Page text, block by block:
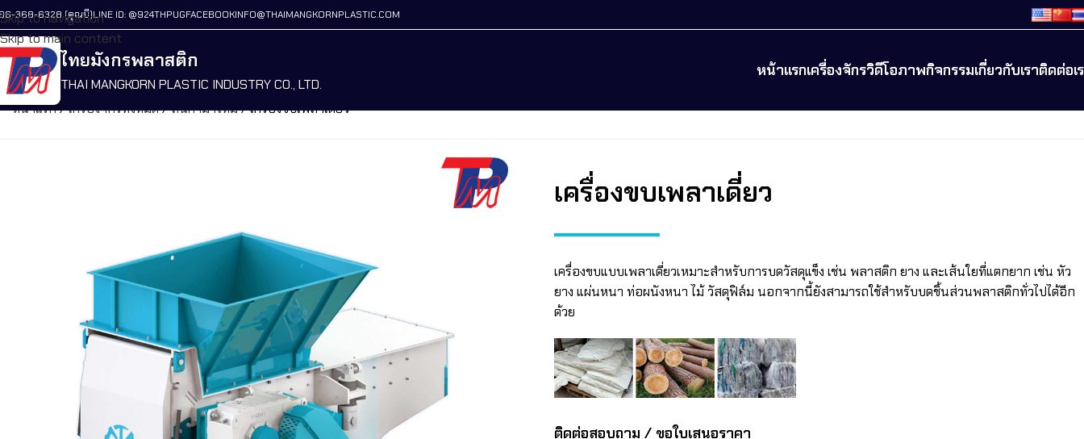
Skip to navigation
Skip to main content
368-6328 (คุณบี)LINE ID: @924THPUGFACEBOOKINFO@THAIMANGKORNPLASTIC.COM
ไทยมังกรพลาสติก
THAI MANGKORN PLASTIC INDUSTRY CO., LTD.
หน้าแรกเครื่องจักรวิดีโอภาพกิจกรรมเกี่ยวกับเราติดต่อเ
หน้าแรก/เครื่องจักรทั้งหมด/สินค้ามาใหม่/เครื่องขบเพลาเดี่ยว
เครื่องขบเพลาเดี่ยว
เครื่องขบแบบเพลาเดี่ยวเหมาะสำหรับการบดวัสดุแข็ง เช่น พลาสติก ยาง และเส้นใยที่แตกยาก เช่น หัว
ยาง แผ่นหนา ท่อผนังหนา ไม้ วัสดุฟิล์ม นอกจากนี้ยังสามารถใช้สำหรับบดชิ้นส่วนพลาสติกทั่วไปได้อีก
ด้วย
ติดต่อสอบถาม / ขอใบเสนอราคา